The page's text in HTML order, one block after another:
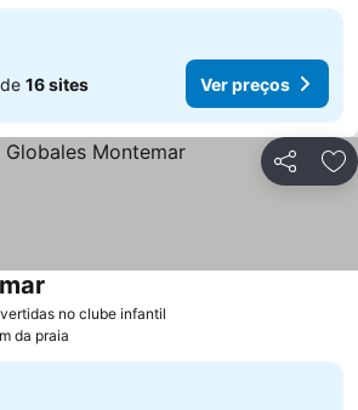
16 sites Ver preços
Partilhar
no clube infantil
da praia